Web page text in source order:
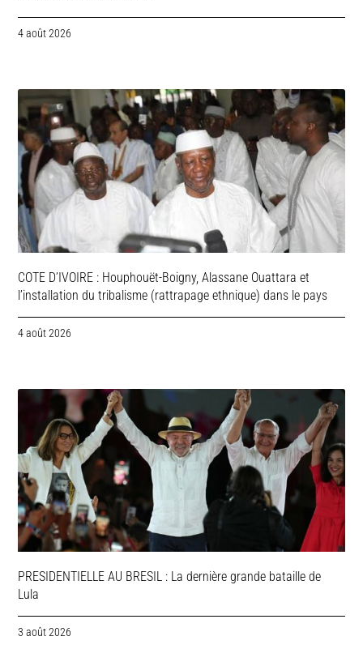
4 août 2026
COTE D’IVOIRE : Houphouët-Boigny, Alassane Ouattara et
l’installation du tribalisme (rattrapage ethnique) dans le pays
4 août 2026
PRESIDENTIELLE AU BRESIL : La dernière grande bataille de
Lula
3 août 2026